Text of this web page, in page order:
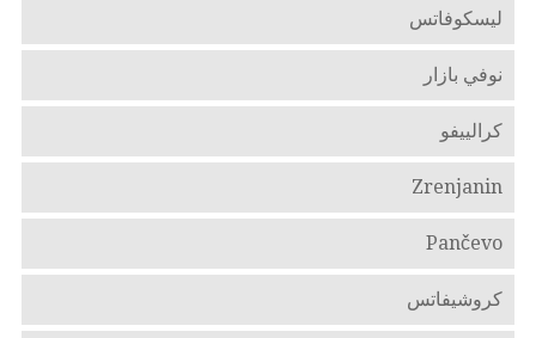
ليسكوفاتس
نوفي بازار
كرالييفو
Zrenjanin
Pančevo
كروشيفاتس